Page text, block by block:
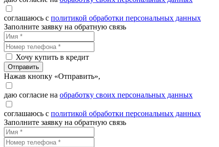
соглашаюсь с политикой обработки персональных данных
Заполните заявку на обратную связь
Хочу купить в кредит
Отправить
Нажав кнопку «Отправить»,
даю согласие на обработку своих персональных данных
соглашаюсь с политикой обработки персональных данных
Заполните заявку на обратную связь